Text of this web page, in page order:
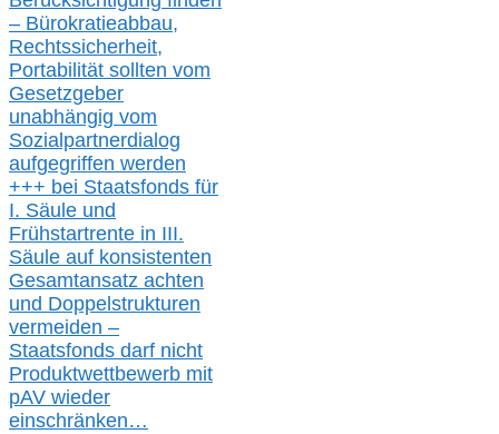
– Bürokratieabbau,
Rechtssicherheit,
Portabilität sollten vom
Gesetzgeber
unabhängig vom
Sozialpartnerdialog
aufgegriffen werden
+++ bei Staatsfonds für
I. Säule und
Frühstartrente in III.
Säule auf konsistenten
Gesamtansatz achten
und Doppelstrukturen
vermeiden –
Staatsfonds darf nicht
Produktwettbewerb mit
pAV wieder
einschränken…